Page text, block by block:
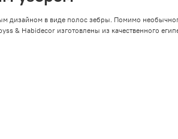
дизайном в виде полос зебры. Помимо
& Habidecor изготовлены из качественного